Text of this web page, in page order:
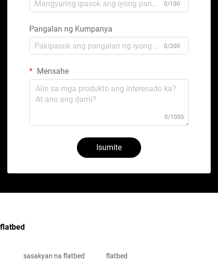
0/100
Pangalan ng Kumpanya
0/200
Mensahe
0/1000
Isumite
flatbed
sasakyan na flatbed flatbed